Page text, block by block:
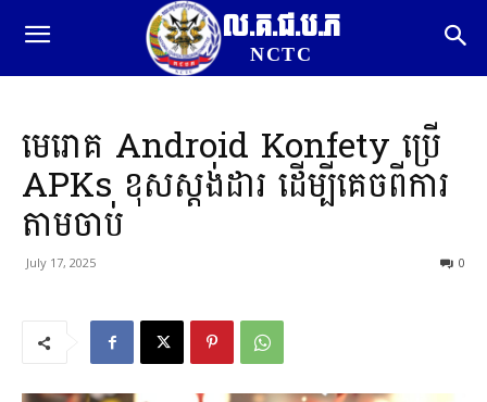
ល.គ.ជ.ប.ភ
NCTC
មេរោគ Android Konfety ប្រើ
APKs ខុសស្តង់ដារ ដើម្បីគេចពីការ
តាមចាប់
July 17, 2025 0